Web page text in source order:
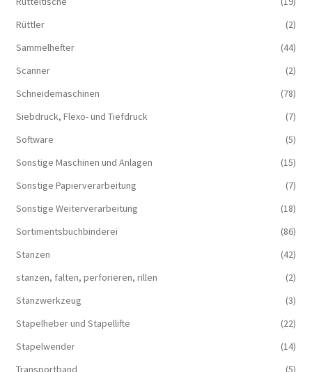
Rüttler
(2)
Sammelhefter
(44)
Scanner
(2)
Schneidemaschinen
(78)
Siebdruck, Flexo- und Tiefdruck
(7)
Software
(5)
Sonstige Maschinen und Anlagen
(15)
Sonstige Papierverarbeitung
(7)
Sonstige Weiterverarbeitung
(18)
Sortimentsbuchbinderei
(86)
Stanzen
(42)
stanzen, falten, perforieren, rillen
(2)
Stanzwerkzeug
(3)
Stapelheber und Stapellifte
(22)
Stapelwender
(14)
Transportband
(5)